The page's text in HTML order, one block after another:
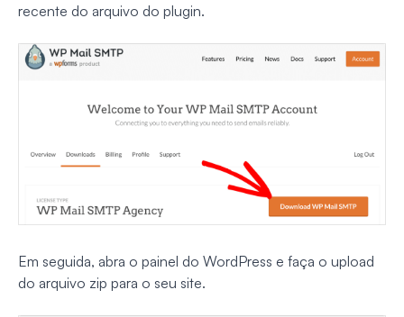
recente do arquivo do plugin.
Em seguida, abra o painel do WordPress e faça o upload
do arquivo zip para o seu site.